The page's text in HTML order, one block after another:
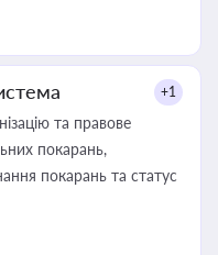
+1
та правове
покарань,
покарань та статус